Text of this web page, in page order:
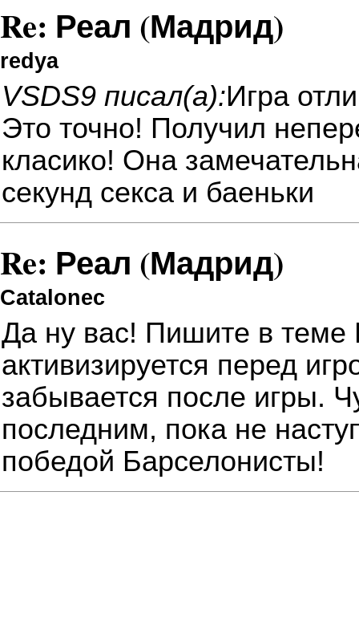
Re: Реал (Мадрид)
redya
VSDS9 писал(а):Игра
Это точно! Получил
класико! Она
секунд секса и баеньки
Re: Реал (Мадрид)
Catalonec
Да ну вас! Пишите в теме
активизируется перед
забывается после игры.
последним, пока не
победой Барселонисты!